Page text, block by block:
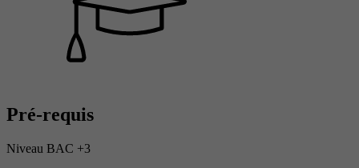
Pré-requis
Niveau BAC +3